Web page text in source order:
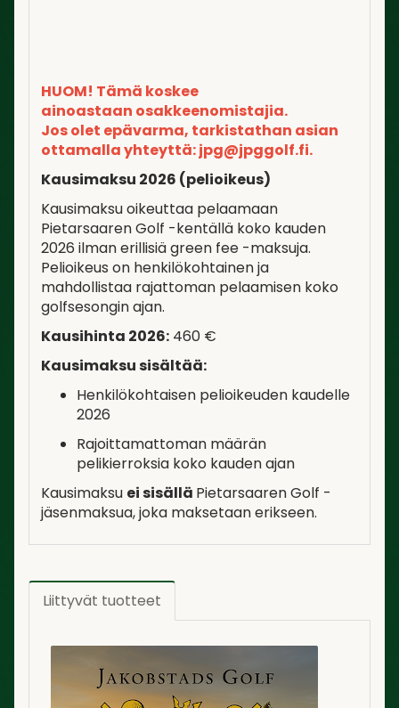
HUOM! Tämä koskee
ainoastaan osakkeenomistajia.
Jos olet epävarma, tarkistathan asian
ottamalla yhteyttä: jpg@jpggolf.fi.
Kausimaksu 2026 (pelioikeus)
Kausimaksu oikeuttaa pelaamaan
Pietarsaaren Golf -kentällä koko kauden
2026 ilman erillisiä green fee -maksuja.
Pelioikeus on henkilökohtainen ja
mahdollistaa rajattoman pelaamisen koko
golfsesongin ajan.
Kausihinta 2026: 460 €
Kausimaksu sisältää:
Henkilökohtaisen pelioikeuden kaudelle
2026
Rajoittamattoman määrän
pelikierroksia koko kauden ajan
Kausimaksu ei sisällä Pietarsaaren Golf -
jäsenmaksua, joka maksetaan erikseen.
Liittyvät tuotteet